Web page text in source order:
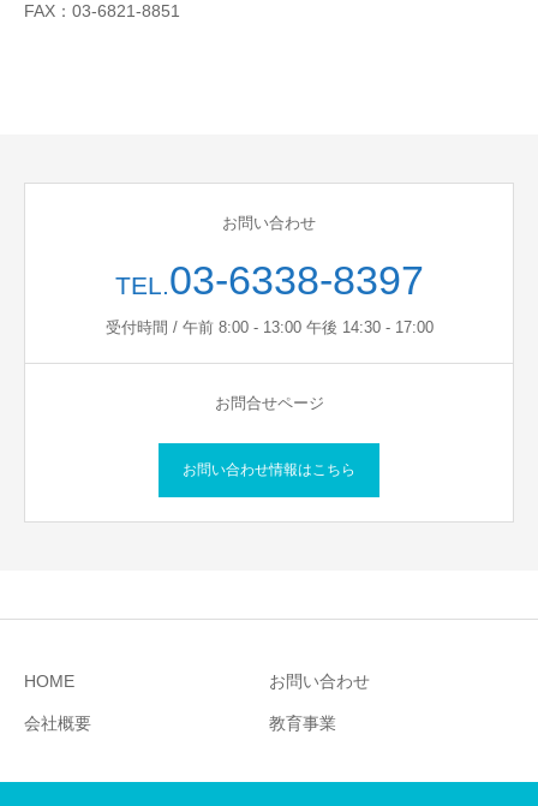
FAX：03-6821-8851
お問い合わせ
TEL.03-6338-8397
受付時間 / 午前 8:00 - 13:00 午後 14:30 - 17:00
お問合せページ
お問い合わせ情報はこちら
HOME お問い合わせ
会社概要 教育事業